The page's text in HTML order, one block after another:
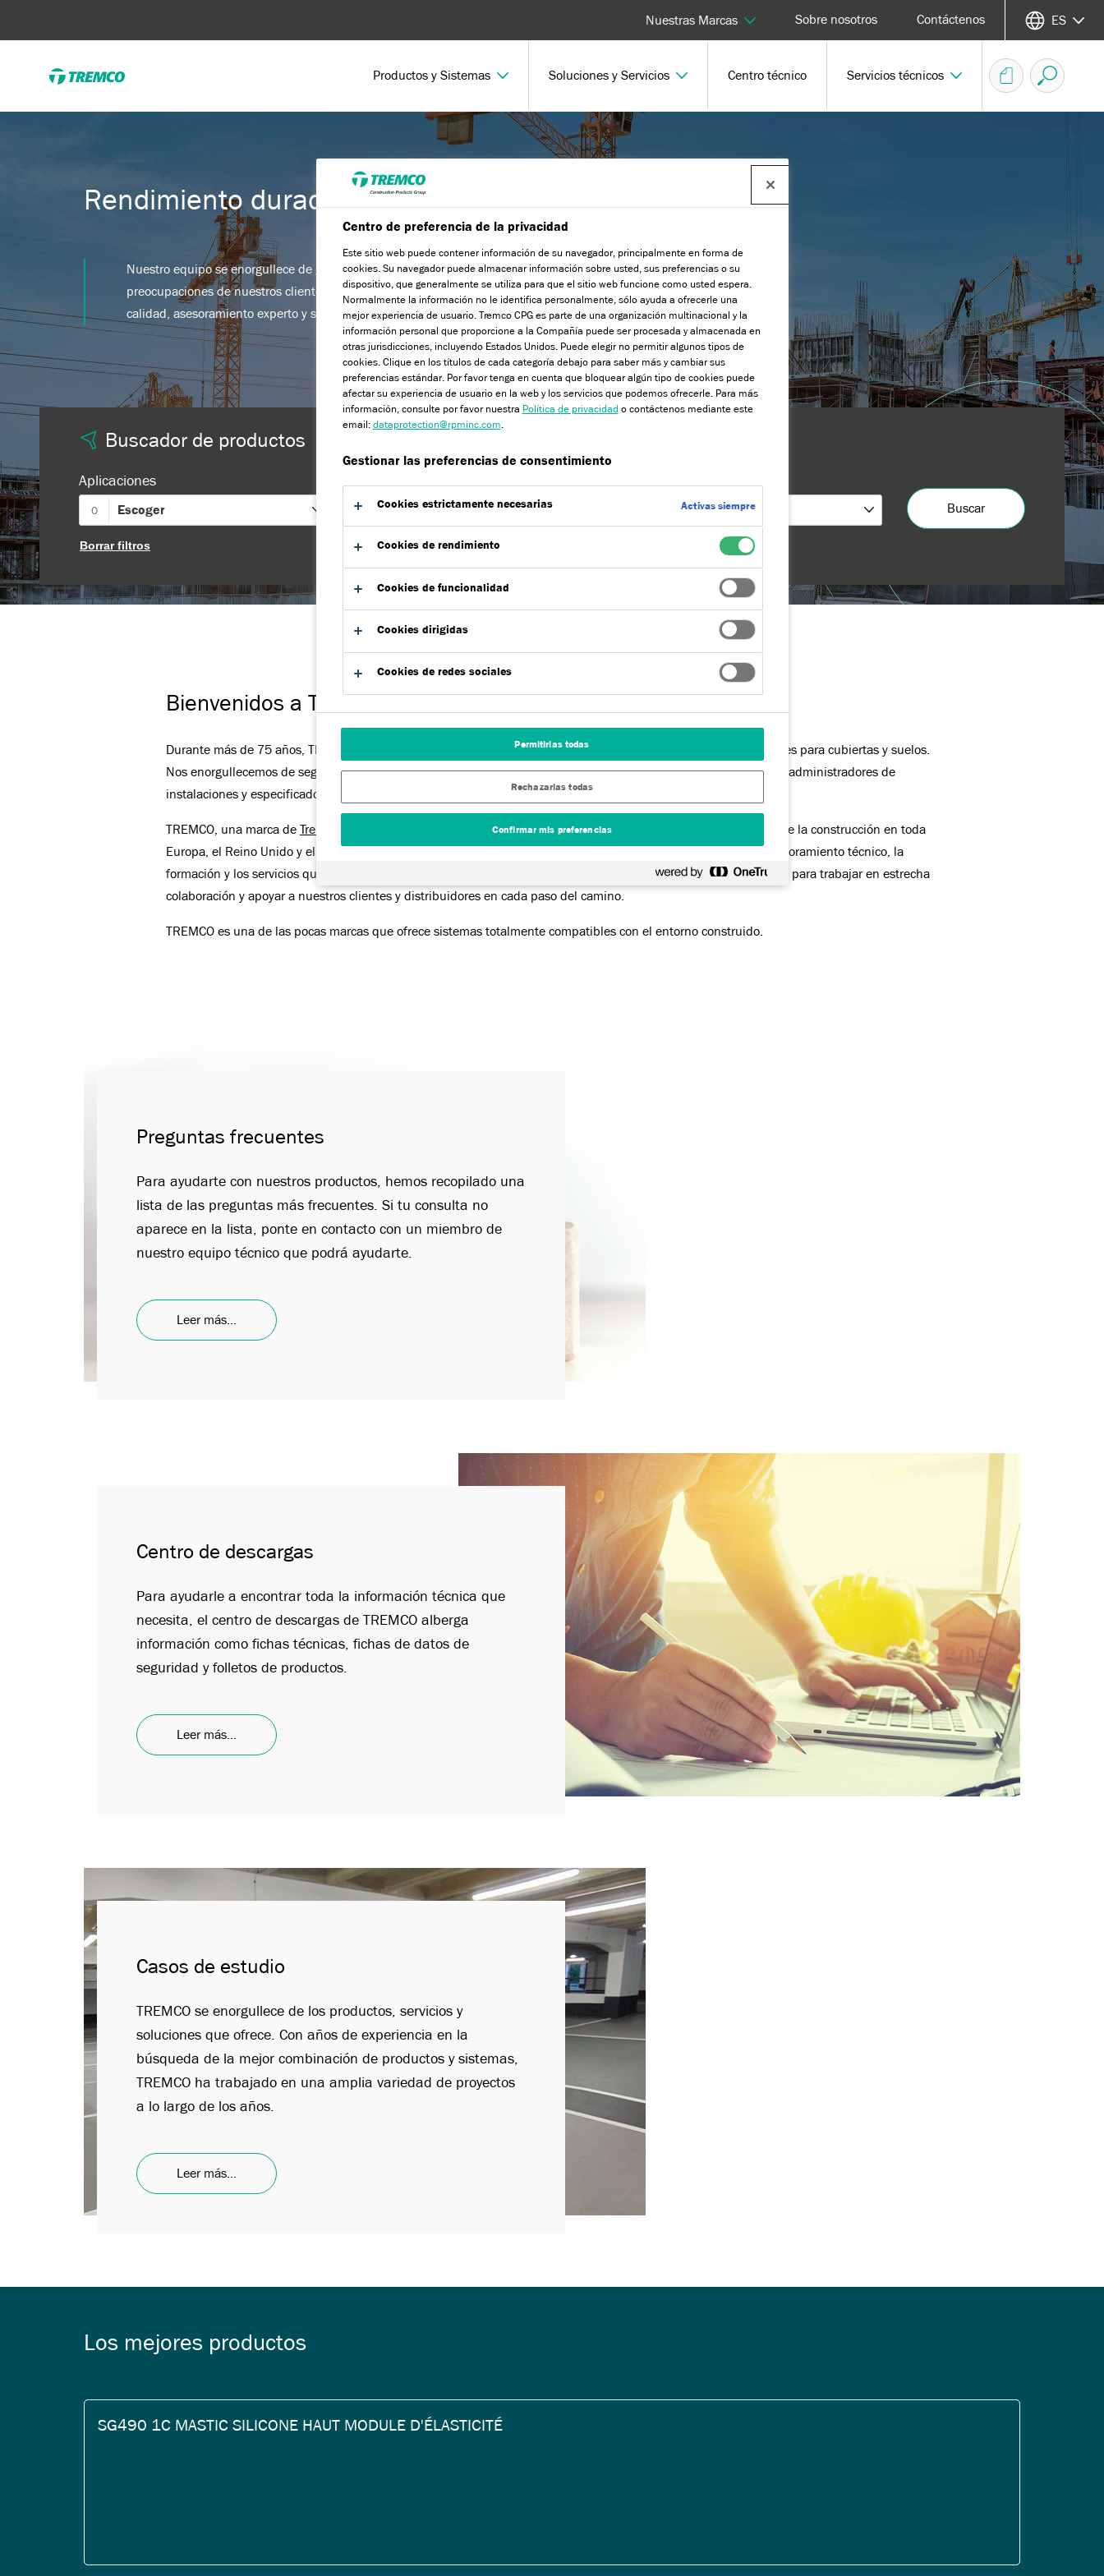
Productos y Sistemas Soluciones y Servicios Centro técnico Servicios técnicos
Sobre nosotros Contáctenos
Nuestras Marcas ES
Rendimiento duradero
Nuestro equipo se enorgullece de garantizar que se aborden las necesidades y
preocupaciones de nuestros clientes, mediante la entrega de productos de alta
calidad, asesoramiento experto y soluciones de sistemas completos.
Buscador de productos
Aplicaciones
0 Escoger Escoger Escoger Buscar
Borrar filtros
Bienvenidos a TREMCO
Durante más de 75 años, TREMCO ha sido la opción preferida para la impermeabilización, incluidas las soluciones para cubiertas y suelos.
Nos enorgullecemos de seguir siendo innovadores y ecológicos al ofrecer a contratistas, propietarios de edificios, administradores de
instalaciones y especificadores sistemas totalmente compatibles.
TREMCO, una marca de Tremco CPG Iberia
, es reconocida por los profesionales de la construcción y la industria de la construcción en toda
Europa, el Reino Unido y el mundo. El rendimiento duradero de nuestros productos y nuestro personalizado asesoramiento técnico, la
formación y los servicios que ofrecemos significan que nuestros equipos técnicos y comerciales están preparados para trabajar en estrecha
colaboración y apoyar a nuestros clientes y distribuidores en cada paso del camino.
TREMCO es una de las pocas marcas que ofrece sistemas totalmente compatibles con el entorno construido.
Preguntas frecuentes
Para ayudarte con nuestros productos, hemos recopilado una
lista de las preguntas más frecuentes. Si tu consulta no
aparece en la lista, ponte en contacto con un miembro de
nuestro equipo técnico que podrá ayudarte.
Leer más...
Centro de descargas
Para ayudarle a encontrar toda la información técnica que
necesita, el centro de descargas de TREMCO alberga
información como fichas técnicas, fichas de datos de
seguridad y folletos de productos.
Leer más...
Casos de estudio
TREMCO se enorgullece de los productos, servicios y
soluciones que ofrece. Con años de experiencia en la
búsqueda de la mejor combinación de productos y sistemas,
TREMCO ha trabajado en una amplia variedad de proyectos
a lo largo de los años.
Leer más...
Los mejores productos
SG490 1C MASTIC SILICONE HAUT MODULE D'ÉLASTICITÉ
Centro de preferencia de la privacidad
Este sitio web puede contener información de su navegador, principalmente en forma de
cookies. Su navegador puede almacenar información sobre usted, sus preferencias o su
dispositivo, que generalmente se utiliza para que el sitio web funcione como usted espera.
Normalmente la información no le identifica personalmente, sólo ayuda a ofrecerle una
mejor experiencia de usuario. Tremco CPG es parte de una organización multinacional y la
información personal que proporcione a la Compañía puede ser procesada y almacenada en
otras jurisdicciones, incluyendo Estados Unidos. Puede elegir no permitir algunos tipos de
cookies. Clique en los títulos de cada categoría debajo para saber más y cambiar sus
preferencias estándar. Por favor tenga en cuenta que bloquear algún tipo de cookies puede
afectar su experiencia de usuario en la web y los servicios que podemos ofrecerle. Para más
información, consulte por favor nuestra Política de privacidad o contáctenos mediante este
email: dataprotection@rpminc.com
Gestionar las preferencias de consentimiento
Cookies estrictamente necesarias Activas siempre
Cookies de rendimiento
Cookies de funcionalidad
Cookies dirigidas
Cookies de redes sociales
Permitirlas todas
Rechazarlas todas
Confirmar mis preferencias